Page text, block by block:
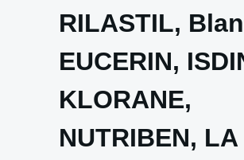
RILASTIL,
EUCERIN,
KLORANE,
NUTRIBEN, LA